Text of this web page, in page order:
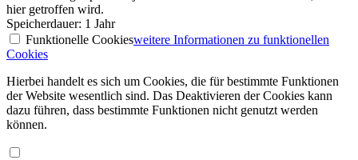
hier getroffen wird.
Speicherdauer: 1 Jahr
Funktionelle Cookiesweitere Informationen zu funktionellen
Cookies
Hierbei handelt es sich um Cookies, die für bestimmte Funktionen
der Website wesentlich sind. Das Deaktivieren der Cookies kann
dazu führen, dass bestimmte Funktionen nicht genutzt werden
können.